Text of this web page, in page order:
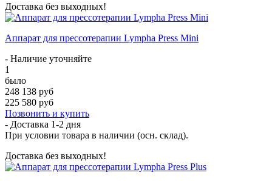
Доставка без выходных!
Аппарат для прессотерапии Lympha Press Mini
- Наличие уточняйте
1
было
248 138 руб
225 580 руб
Позвонить и купить
- Доставка 1-2 дня
При условии товара в наличии (осн. склад).
Доставка без выходных!